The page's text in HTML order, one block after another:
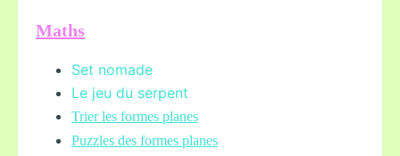
Maths
Set nomade
Le jeu du serpent
Trier les formes planes
Puzzles des formes planes